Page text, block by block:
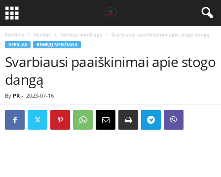
Pradinis Verslas Rėmėjų medžiaga Svarbiausi paaiškinimai apie stogo dangą
VERSLAS RĖMĖJŲ MEDŽIAGA
Svarbiausi paaiškinimai apie stogo
dangą
By PR - 2023-07-16